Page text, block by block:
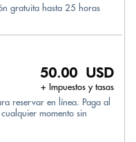
gratuita hasta 25 horas
50.00 USD
+ Impuestos y tasas
reservar en línea. Paga al
momento sin